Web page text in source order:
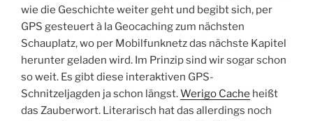
wie die Geschichte weiter geht und begibt sich, per
GPS gesteuert à la Geocaching zum nächsten
Schauplatz, wo per Mobilfunknetz das nächste Kapitel
herunter geladen wird. Im Prinzip sind wir sogar schon
so weit. Es gibt diese interaktiven GPS-
Schnitzeljagden ja schon längst.Werigo Cache heißt
das Zauberwort. Literarisch hat das allerdings noch